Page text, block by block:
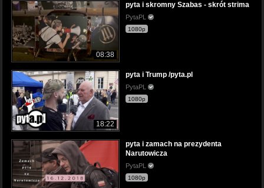
08:38
pyta i skromny Szabas - skrót strima
PytaPL
1080p
18:22
pyta i Trump /pyta.pl
PytaPL
1080p
pyta i zamach na prezydenta
Narutowicza
PytaPL
1080p